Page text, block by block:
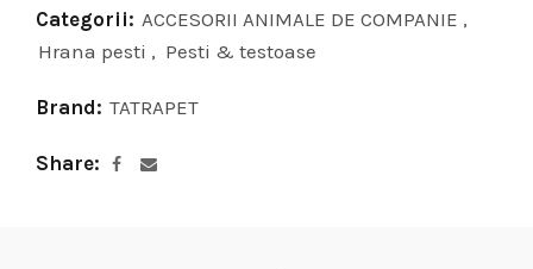
Categorii: ACCESORII ANIMALE DE COMPANIE ,
Hrana pesti , Pesti & testoase
Brand: TATRAPET
Share